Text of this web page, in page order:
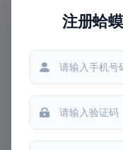
我的推广
平台
多比例适配
1
注册蛤